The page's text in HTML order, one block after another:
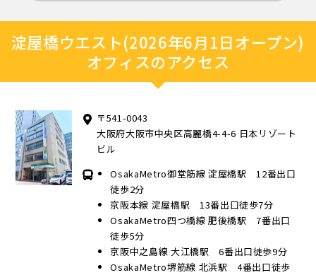
淀屋橋ウエスト(2026年6月1日オープン)
オフィスのアクセス
〒541-0043
大阪府大阪市中央区高麗橋4-4-6 日本リゾート
ビル
OsakaMetro御堂筋線 淀屋橋駅 12番出口
徒歩2分
京阪本線 淀屋橋駅 13番出口徒歩7分
OsakaMetro四つ橋線 肥後橋駅 7番出口
徒歩5分
京阪中之島線 大江橋駅 6番出口徒歩9分
OsakaMetro堺筋線 北浜駅 4番出口徒歩